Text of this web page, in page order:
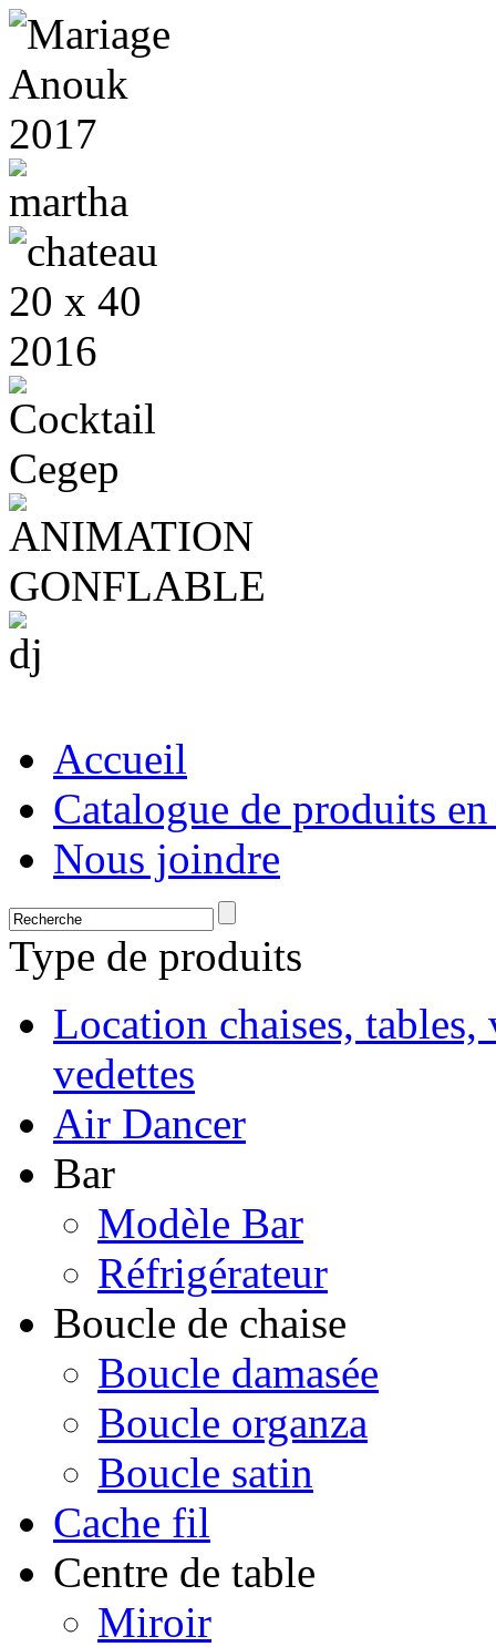
Accueil
Catalogue de produits
Nous joindre
Type de produits
Location chaises,
vedettes
Air Dancer
Bar
Modèle Bar
Réfrigérateur
Boucle de chaise
Boucle damasée
Boucle organza
Boucle satin
Cache fil
Centre de table
Miroir